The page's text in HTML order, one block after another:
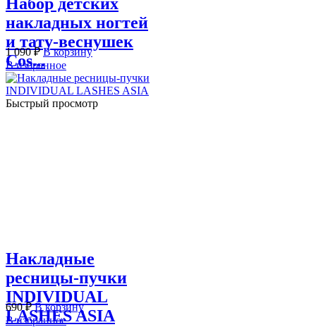
накладных ногтей
и тату-веснушек
Cos...
1 090₽ В корзину
В избранное
Быстрый просмотр
Накладные
ресницы-пучки
INDIVIDUAL
LASHES ASIA
690₽ В корзину
В избранное